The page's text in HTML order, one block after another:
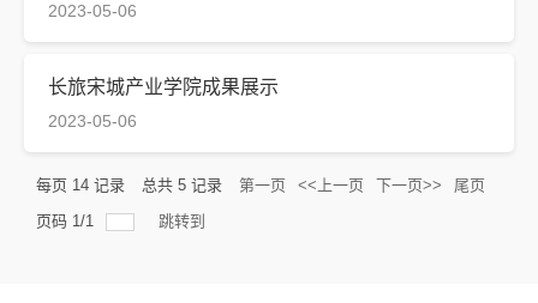
2023-05-06
长旅宋城产业学院成果展示
2023-05-06
每页 14 记录 总共 5 记录 第一页 <<上一页 下一页>>
尾页
页码 1/1 跳转到